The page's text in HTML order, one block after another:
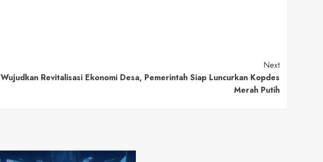
Next
Wujudkan Revitalisasi Ekonomi Desa, Pemerintah Siap Luncurkan Kopdes
Merah Putih